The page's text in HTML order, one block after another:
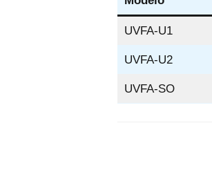
UVFA-U1
UVFA-U2
UVFA-SO